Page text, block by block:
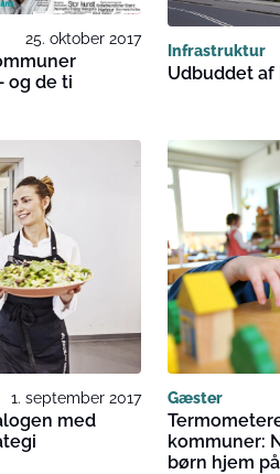
25. oktober 2017
og de ti
Infrastruktur
Udbuddet
1. september 2017
med
Gæster
kommuner:
børn hjem